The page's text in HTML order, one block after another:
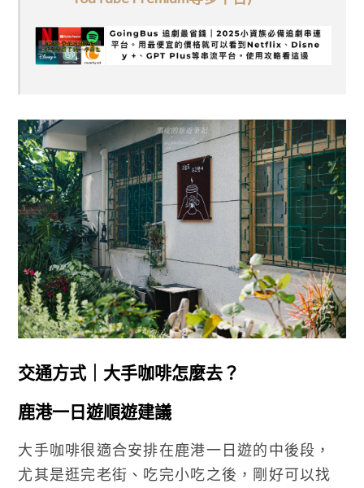
交通方式｜大手咖啡怎麼去？
鹿港一日遊順遊建議
大手咖啡很適合安排在鹿港一日遊的中後段，
尤其是逛完老街、吃完小吃之後，剛好可以找